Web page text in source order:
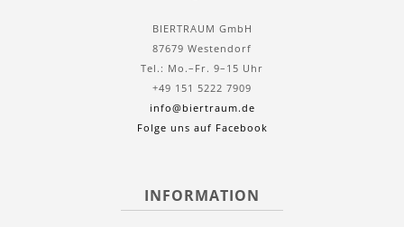
BIERTRAUM GmbH
87679 Westendorf
Tel.: Mo.–Fr. 9–15 Uhr
+49 151 5222 7909
info@biertraum.de
Folge uns auf Facebook
INFORMATION